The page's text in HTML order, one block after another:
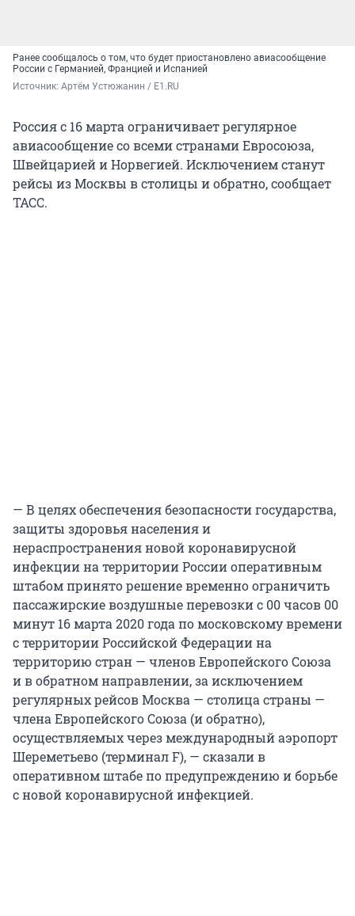
Ранее сообщалось о том, что будет приостановлено авиасообщение
России с Германией, Францией и Испанией
Источник: Артём Устюжанин / E1.RU
Россия с 16 марта ограничивает регулярное
авиасообщение со всеми странами Евросоюза,
Швейцарией и Норвегией. Исключением станут
рейсы из Москвы в столицы и обратно, сообщает
ТАСС.
— В целях обеспечения безопасности государства,
защиты здоровья населения и
нераспространения новой коронавирусной
инфекции на территории России оперативным
штабом принято решение временно ограничить
пассажирские воздушные перевозки с 00 часов 00
минут 16 марта 2020 года по московскому времени
с территории Российской Федерации на
территорию стран — членов Европейского Союза
и в обратном направлении, за исключением
регулярных рейсов Москва — столица страны —
члена Европейского Союза (и обратно),
осуществляемых через международный аэропорт
Шереметьево (терминал F), — сказали в
оперативном штабе по предупреждению и борьбе
с новой коронавирусной инфекцией.